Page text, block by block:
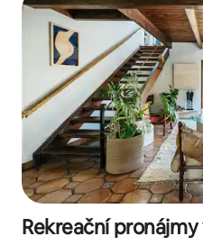
Rekreační